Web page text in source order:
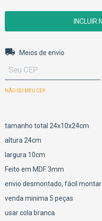
Entregas para o CEP:
Meios de envio
NÃO SEI MEU CEP
tamanho total 24x10x24cm
altura 24cm
largura 10cm
Feito em MDF 3mm
envio desmontado, fácil montar
venda minima 5 peças
usar cola branca